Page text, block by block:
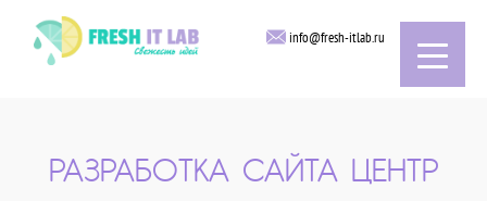
info@fresh-itlab.ru
РАЗРАБОТКА САЙТА ЦЕНТР